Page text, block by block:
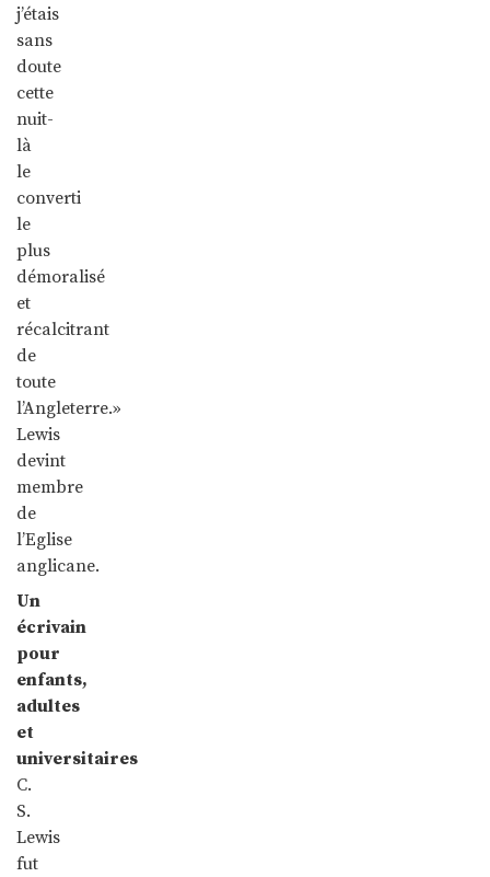
j’étais
sans
doute
cette
nuit-
là
le
converti
le
plus
démoralisé
et
récalcitrant
de
toute
l’Angleterre.»
Lewis
devint
membre
de
l’Eglise
anglicane.
Un
écrivain
pour
enfants,
adultes
et
universitaires
C.
S.
Lewis
fut